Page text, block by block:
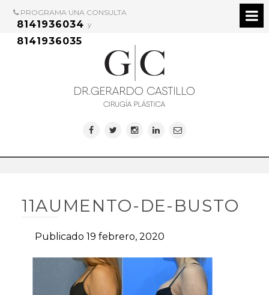
PROGRAMA UNA CONSULTA
8141936034 y
8141936035
11AUMENTO-DE-BUSTO
Publicado 19 febrero, 2020